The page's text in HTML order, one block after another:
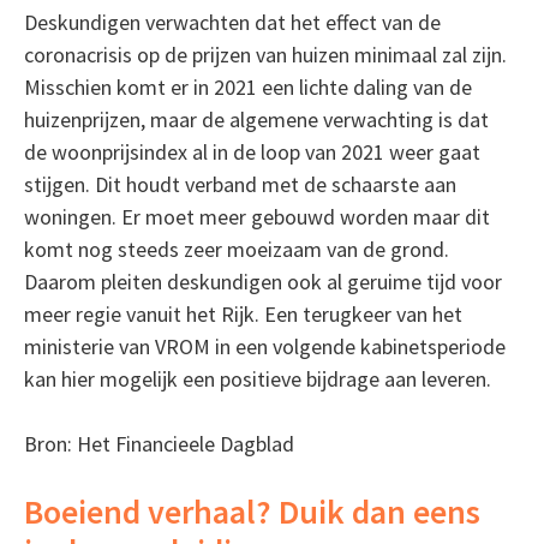
Deskundigen verwachten dat het effect van de
coronacrisis op de prijzen van huizen minimaal zal zijn.
Misschien komt er in 2021 een lichte daling van de
huizenprijzen, maar de algemene verwachting is dat
de woonprijsindex al in de loop van 2021 weer gaat
stijgen. Dit houdt verband met de schaarste aan
woningen. Er moet meer gebouwd worden maar dit
komt nog steeds zeer moeizaam van de grond.
Daarom pleiten deskundigen ook al geruime tijd voor
meer regie vanuit het Rijk. Een terugkeer van het
ministerie van VROM in een volgende kabinetsperiode
kan hier mogelijk een positieve bijdrage aan leveren.
Bron: Het Financieele Dagblad
Boeiend verhaal? Duik dan eens